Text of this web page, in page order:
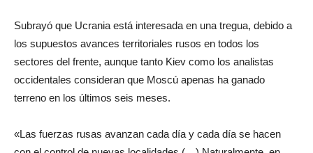
Subrayó que Ucrania está interesada en una tregua, debido a
los supuestos avances territoriales rusos en todos los
sectores del frente, aunque tanto Kiev como los analistas
occidentales consideran que Moscú apenas ha ganado
terreno en los últimos seis meses.
«Las fuerzas rusas avanzan cada día y cada día se hacen